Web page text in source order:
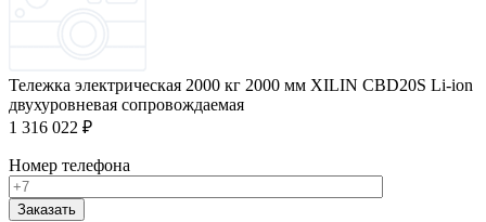
Тележка электрическая 2000 кг 2000 мм XILIN CBD20S Li-ion
двухуровневая сопровождаемая
1 316 022 ₽
Номер телефона